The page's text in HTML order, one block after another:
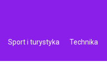
Sport i turystyka
Technika